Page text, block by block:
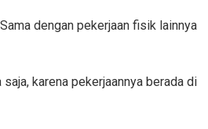
dengan pekerjaan fisik lainnya
karena pekerjaannya berada di